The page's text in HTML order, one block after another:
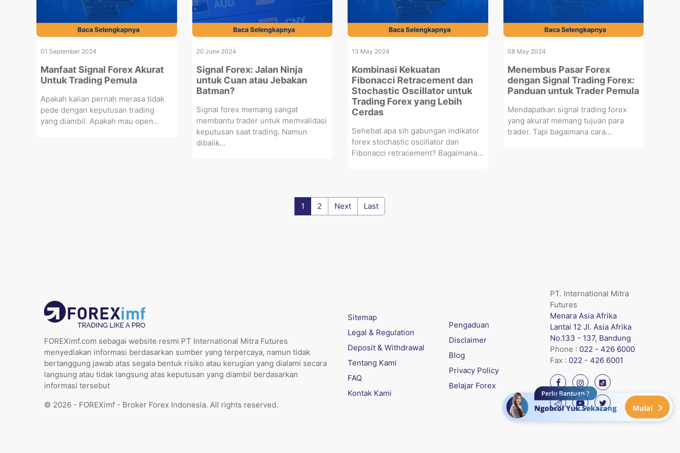
01 September 2024
Manfaat Signal Forex Akurat
Untuk Trading Pemula
Apakah kalian pernah merasa tidak
pede dengan keputusan trading
yang diambil. Apakah mau open...
20 June 2024
Signal Forex: Jalan Ninja
untuk Cuan atau Jebakan
Batman?
Signal forex memang sangat
membantu trader untuk memvalidasi
keputusan saat trading. Namun
dibalik...
13 May 2024
Kombinasi Kekuatan
Fibonacci Retracement dan
Stochastic Oscillator untuk
Trading Forex yang Lebih
Cerdas
Sehebat apa sih gabungan indikator
forex stochastic oscillator dan
Fibonacci retracement? Bagaimana...
08 May 2024
Menembus Pasar Forex
dengan Signal Trading Forex:
Panduan untuk Trader Pemula
Mendapatkan signal trading forex
yang akurat memang tujuan para
trader. Tapi bagaimana cara...
1 2 Next Last
FOREXimf.com sebagai website resmi PT International Mitra Futures
menyediakan informasi berdasarkan sumber yang terpercaya, namun tidak
bertanggung jawab atas segala bentuk risiko atau kerugian yang dialami secara
langsung atau tidak langsung atas keputusan yang diambil berdasarkan
informasi tersebut
© 2026 - FOREXimf - Broker Forex Indonesia. All rights reserved.
Sitemap
Legal & Regulation
Deposit & Withdrawal
Tentang Kami
FAQ
Kontak Kami
Pengaduan
Disclaimer
Blog
Privacy Policy
Belajar Forex
PT. International Mitra
Futures
Menara Asia Afrika
Lantai 12 Jl. Asia Afrika
No.133 - 137, Bandung
Phone : 022 - 426 6000
Fax : 022 - 426 6001